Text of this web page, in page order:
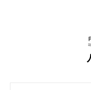
作
連載とは別の漫画が載っ